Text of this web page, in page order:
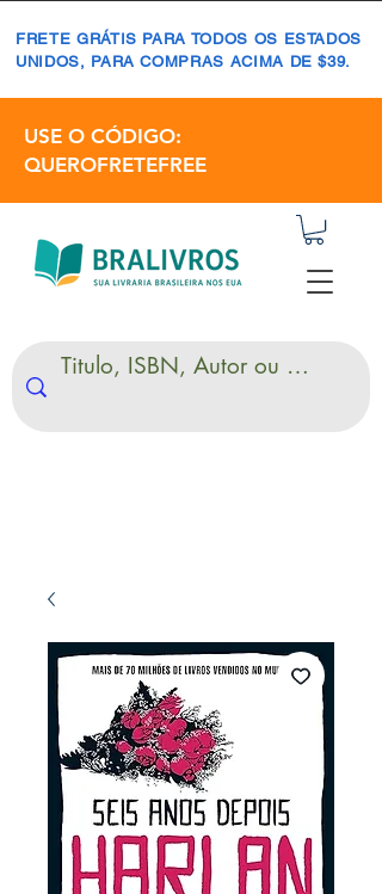
FRETE GRÁTIS PARA TODOS OS ESTADOS
UNIDOS, PARA COMPRAS ACIMA DE $39.
USE O CÓDIGO:
QUEROFRETEFREE